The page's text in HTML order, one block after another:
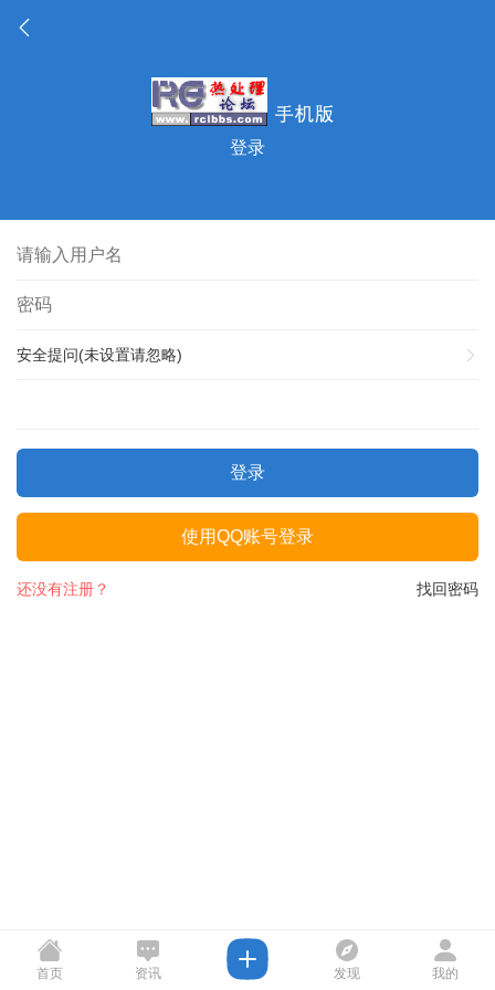
登录
安全提问(未设置请忽略)
登录
使用QQ账号登录
找回密码
还没有注册？
首页 资讯 发现 我的